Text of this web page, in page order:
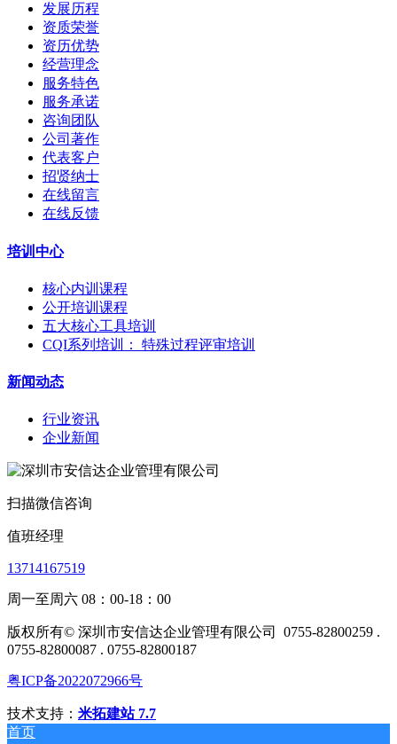
发展历程
资质荣誉
资历优势
经营理念
服务特色
服务承诺
咨询团队
公司著作
代表客户
招贤纳士
在线留言
在线反馈
培训中心
核心内训课程
公开培训课程
五大核心工具培训
CQI系列培训： 特殊过程评审培训
新闻动态
行业资讯
企业新闻
扫描微信咨询
值班经理
13714167519
周一至周六 08：00-18：00
版权所有© 深圳市安信达企业管理有限公司
0755-82800259 .
0755-82800087 . 0755-82800187
粤ICP备2022072966号
技术支持： 米拓建站 7.7
首页